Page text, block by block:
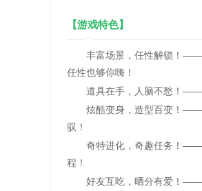
【游戏特色】
丰富场景，任性解锁！——你
任性也够你嗨！
道具在手，人脑不愁！——神
炫酷变身，造型百变！——超
驭！
奇特进化，奇趣任务！——
程！
好友互吃，晒分有爱！——独